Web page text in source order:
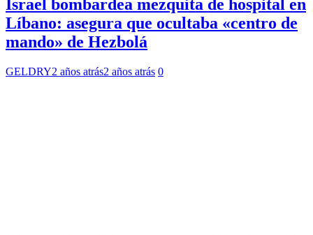
Israel bombardea mezquita de hospital en
Líbano: asegura que ocultaba «centro de
mando» de Hezbolá
GELDRY2 años atrás2 años atrás 0